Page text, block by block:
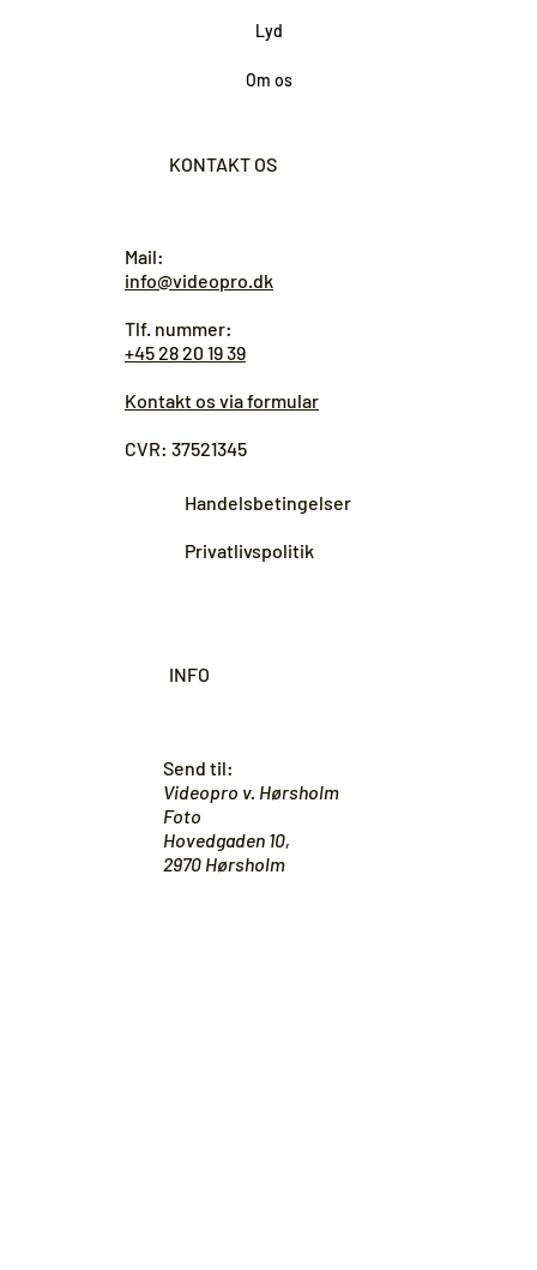
Lyd
Om os
KONTAKT OS
Mail:
info@videopro.dk
Tlf. nummer:
+45 28 20 19 39
Kontakt os via formular
CVR: 37521345
Handelsbetingelser
Privatlivspolitik
INFO
Send til:
Videopro v. Hørsholm
Foto
Hovedgaden 10,
2970 Hørsholm